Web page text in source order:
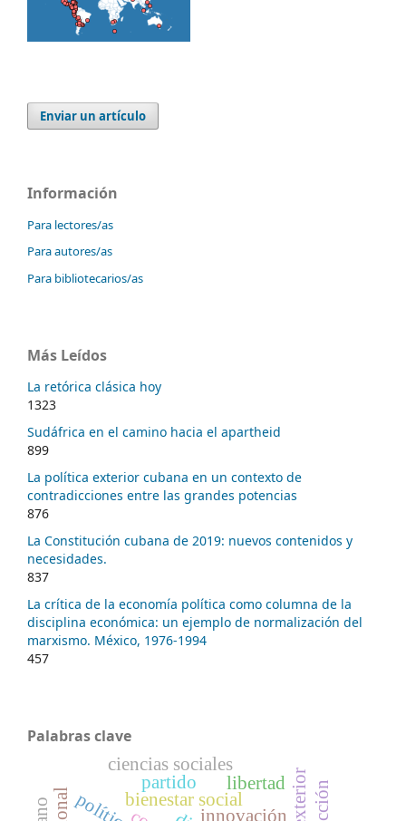
Enviar un artículo
Información
Para lectores/as
Para autores/as
Para bibliotecarios/as
Más Leídos
La retórica clásica hoy
1323
Sudáfrica en el camino hacia el apartheid
899
La política exterior cubana en un contexto de
contradicciones entre las grandes potencias
876
La Constitución cubana de 2019: nuevos contenidos y
necesidades.
837
La crítica de la economía política como columna de la
disciplina económica: un ejemplo de normalización del
marxismo. México, 1976-1994
457
Palabras clave
innovación
bienestar social
libertad
ciencias sociales
partido